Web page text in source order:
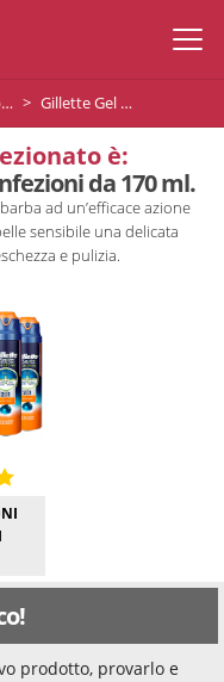
Gillette Gel da Barba - 6 Confezioni da 170 ml.
è:
da 170 ml.
ad un’efficace azione
sensibile una delicata
e pulizia.
prodotto, provarlo e